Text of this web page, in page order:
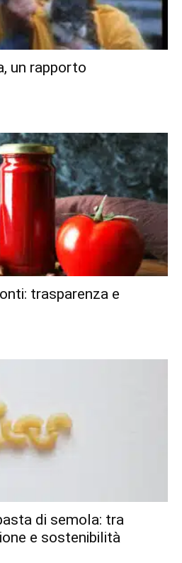
un rapporto
trasparenza e
di semola: tra
e sostenibilità